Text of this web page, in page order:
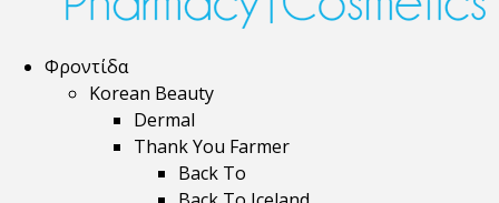
Φροντίδα
Korean Beauty
Dermal
Thank You Farmer
Back To